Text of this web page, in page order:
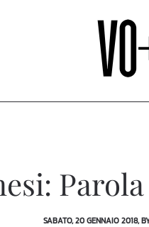
SABATO, 20 GENNAIO 2018,